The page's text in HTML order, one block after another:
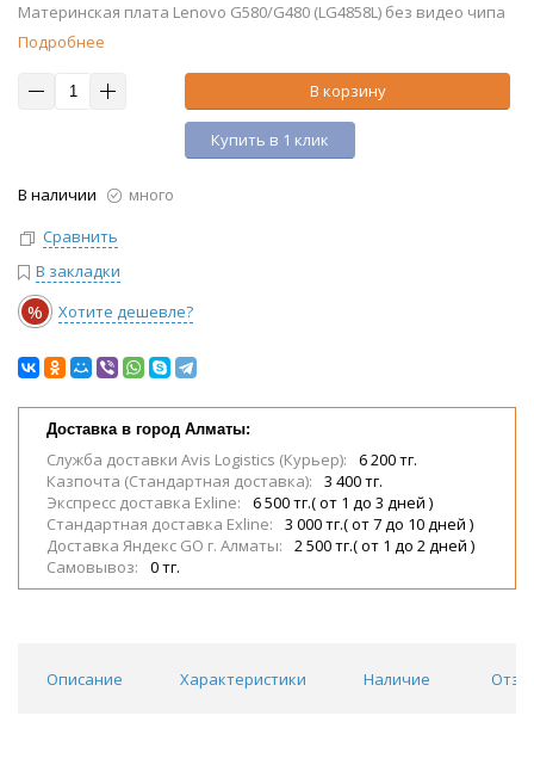
Материнская плата Lenovo G580/G480 (LG4858L) без видео чипа
Подробнее
В корзину
Купить в 1 клик
В наличии
много
Сравнить
В закладки
% Хотите дешевле?
Доставка в город Алматы:
Служба доставки Avis Logistics (Курьер):
6 200 тг.
Казпочта (Стандартная доставка):
3 400 тг.
Экспресс доставка Exline:
6 500 тг.( от 1 до 3 дней )
Стандартная доставка Exline:
3 000 тг.( от 7 до 10 дней )
Доставка Яндекс GO г. Алматы:
2 500 тг.( от 1 до 2 дней )
Самовывоз:
0 тг.
Описание Характеристики Наличие